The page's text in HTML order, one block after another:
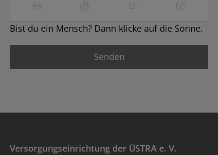
Bist du ein Mensch? Dann klicke auf die Sonne.
Versorgungseinrichtung der ÜSTRA e. V.